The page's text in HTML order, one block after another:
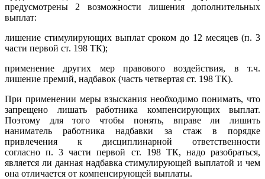
предусмотрены 2 возможности лишения дополнительных
выплат:
лишение стимулирующих выплат сроком до 12 месяцев (п. 3
части первой ст. 198 ТК);
применение других мер правового воздействия, в т.ч.
лишение премий, надбавок (часть четвертая ст. 198 ТК).
При применении меры взыскания необходимо понимать, что
запрещено лишать работника компенсирующих выплат.
Поэтому для того чтобы понять, вправе ли лишить
наниматель работника надбавки за стаж в порядке
привлечения к дисциплинарной ответственности
согласно п. 3 части первой ст. 198 ТК, надо разобраться,
является ли данная надбавка стимулирующей выплатой и чем
она отличается от компенсирующей выплаты.